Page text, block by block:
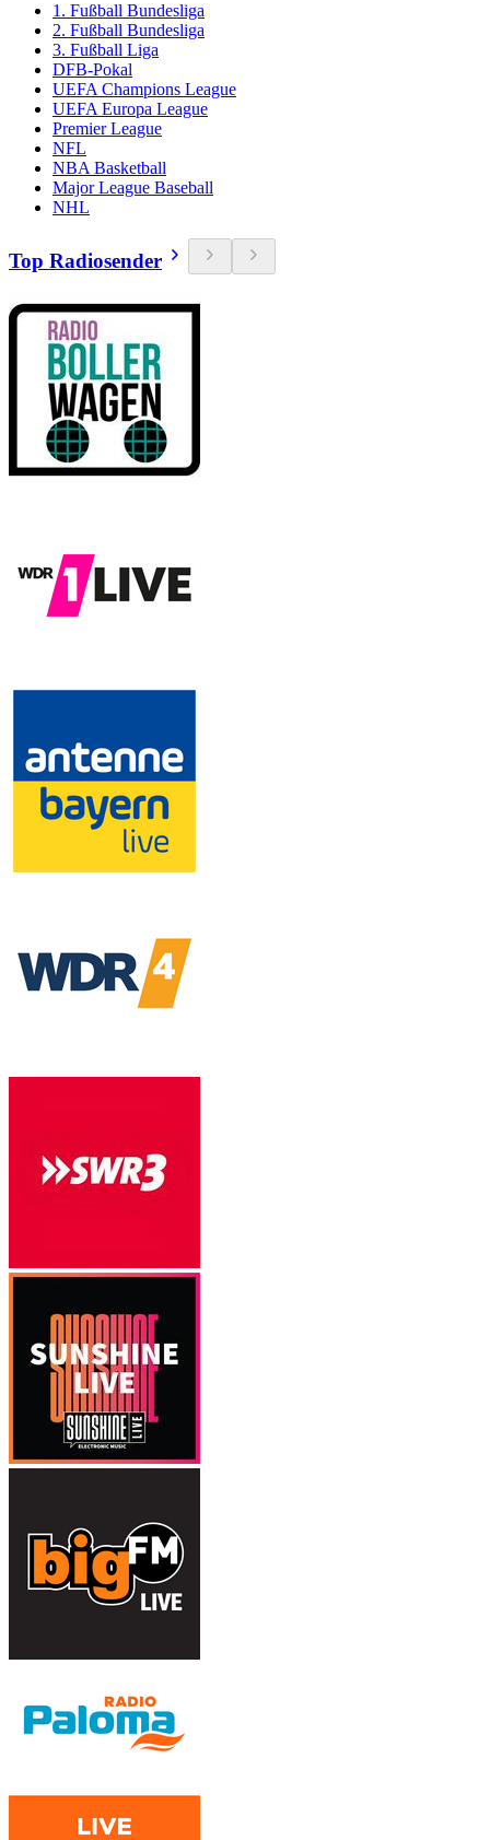
1. Fußball Bundesliga
2. Fußball Bundesliga
3. Fußball Liga
DFB-Pokal
UEFA Champions League
UEFA Europa League
Premier League
NFL
NBA Basketball
Major League Baseball
NHL
Top Radiosender